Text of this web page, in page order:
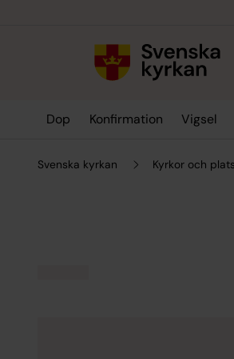
Dop Konfirmation Vigsel
Svenska kyrkan Kyrkor och